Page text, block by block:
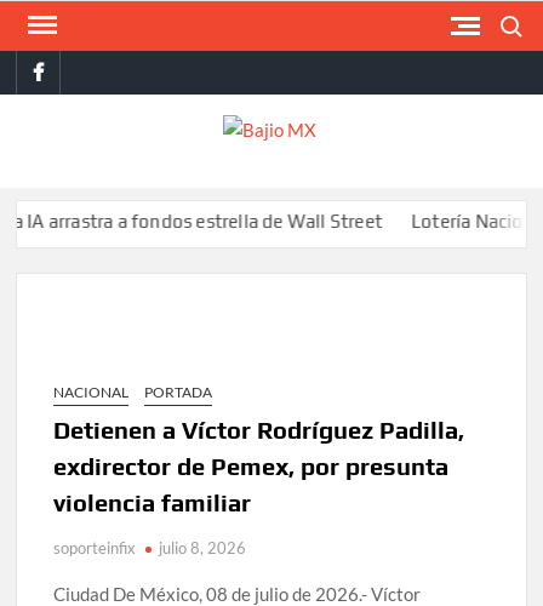
Saltar
contenidofacebook
a fondos estrella de Wall Street Lotería Nacional
NACIONAL PORTADA
Detienen a Víctor Rodríguez Padilla,
exdirector de Pemex, por presunta
violencia familiar
soporteinfix julio 8, 2026
Ciudad De México, 08 de julio de 2026.- Víctor